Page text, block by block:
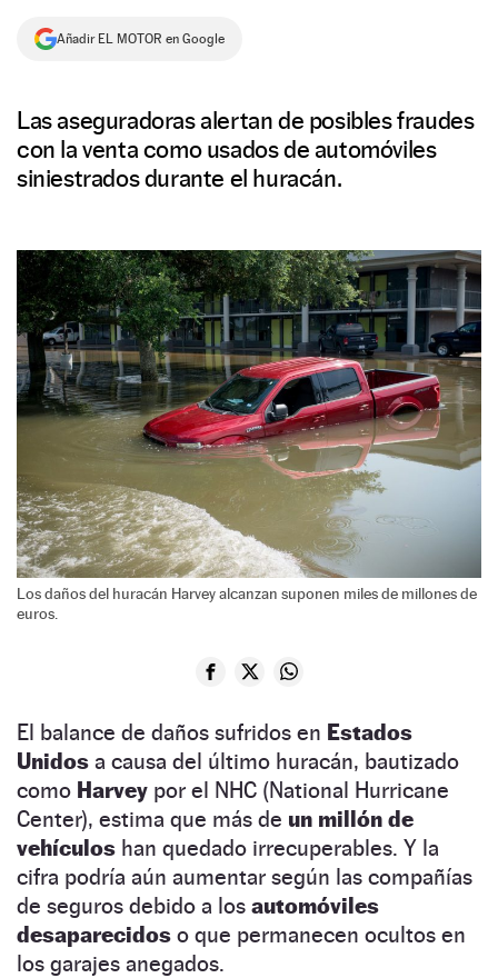
NEWSLETTER
Añadir EL MOTOR en Google
Las aseguradoras alertan de posibles fraudes
con la venta como usados de automóviles
siniestrados durante el huracán.
Los daños del huracán Harvey alcanzan suponen miles de millones de
euros.
El balance de daños sufridos en Estados
Unidos a causa del último huracán, bautizado
como Harvey por el NHC (National Hurricane
Center), estima que más de un millón de
vehículos han quedado irrecuperables. Y la
cifra podría aún aumentar según las compañías
de seguros debido a los automóviles
desaparecidos o que permanecen ocultos en
los garajes anegados.